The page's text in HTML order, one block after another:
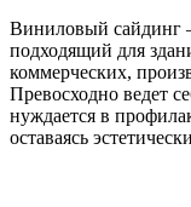
Виниловый сайдинг
подходящий для
коммерческих,
Превосходно ведет
нуждается в
оставаясь